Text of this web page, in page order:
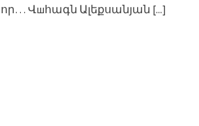
որ… Վшհագն Ալեքսանյան [...]